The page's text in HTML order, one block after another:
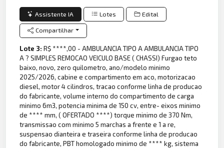
Assistente IA Lotes Edital
Compartilhar
Lote 3:R$ ****,00 - AMBULANCIA TIPO A AMBULANCIA TIPO
A ? SIMPLES REMOCAO VEICULO BASE ( CHASSI) Furgao teto
baixo, novo, zero quilometro, ano/modelo minimo
2025/2026, cabine e compartimento em aco, motorizacao
diesel, motor 4 cilindros, tracao conforme linha de producao
do fabricante, volume interno do compartimento de carga
minimo 6m3, potencia minima de 150 cv, entre- eixos minimo
de **** mm, ( OFERTADO ****) torque minimo de 370 Nm,
transmissao com minimo 5 marchas a frente e 1 a re,
suspensao dianteira e traseira conforme linha de producao
do fabricante, PBT homologado minimo de **** kg, sistema